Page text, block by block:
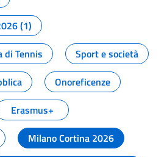
(1)
di Tennis
Sport e società
Onoreficenze
Erasmus+
Milano Cortina 2026